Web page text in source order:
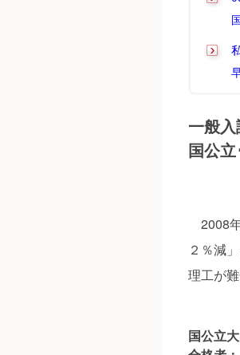
一般
国公
2008
２％減
理工が
国公立